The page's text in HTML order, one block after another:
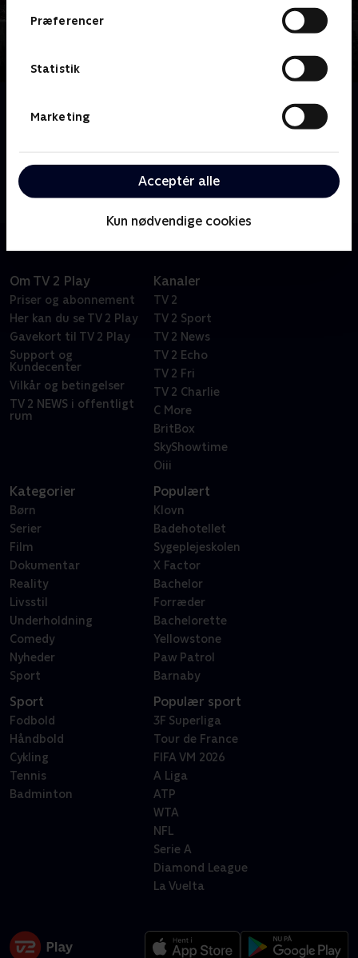
Præferencer
Statistik
Marketing
Acceptér alle
Kun nødvendige cookies
Den udspekulerede distriktsadvokat, Chuck Rhoades,
Bobby "Axe" Axelrod, er på eksplosiv kollisionskurs.
Begge mænd bruger deres betragtelige kløgt, magt
og indflydelse til at udmanøvrere hinanden.
Om TV 2 Play
Priser og abonnement
Her kan du se TV 2 Play
Gavekort til TV 2 Play
Support og
Kundecenter
Vilkår og betingelser
TV 2 NEWS i offentligt
rum
Kanaler
TV 2
TV 2 Sport
TV 2 News
TV 2 Echo
TV 2 Fri
TV 2 Charlie
C More
BritBox
SkyShowtime
Oiii
Kategorier
Børn
Serier
Film
Dokumentar
Reality
Livsstil
Underholdning
Comedy
Nyheder
Sport
Populært
Klovn
Badehotellet
Sygeplejeskolen
X Factor
Bachelor
Forræder
Bachelorette
Yellowstone
Paw Patrol
Barnaby
Sport
Fodbold
Håndbold
Cykling
Tennis
Badminton
Populær sport
3F Superliga
Tour de France
FIFA VM 2026
A Liga
ATP
WTA
NFL
Serie A
Diamond League
La Vuelta